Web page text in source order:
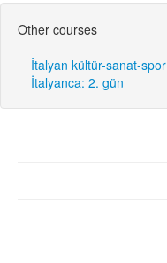
Other courses
İtalyan kültür-sanat-spor
İtalyanca: 2. gün